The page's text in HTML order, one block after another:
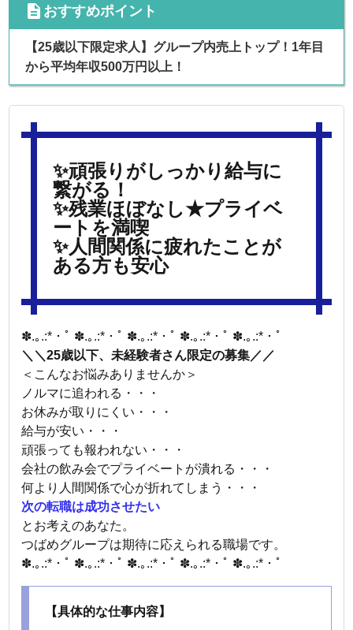
cdescription おすすめポイント
【25歳以下限定求人】グループ内売上トップ！1年目
から平均年収500万円以上！
✨頑張りがしっかり給与に
繋がる！
✨残業ほぼなし★プライベ
ートを満喫
✨人間関係に疲れたことが
ある方も安心
✽.｡.:*・ﾟ ✽.｡.:*・ﾟ ✽.｡.:*・ﾟ ✽.｡.:*・ﾟ ✽.｡.:*・ﾟ
＼＼25歳以下、未経験者さん限定の募集／／
＜こんなお悩みありませんか＞
ノルマに追われる・・・
お休みが取りにくい・・・
給与が安い・・・
頑張っても報われない・・・
会社の飲み会でプライベートが潰れる・・・
何より人間関係で心が折れてしまう・・・
次の転職は成功させたい
とお考えのあなた。
つばめグループは期待に応えられる職場です。
✽.｡.:*・ﾟ ✽.｡.:*・ﾟ ✽.｡.:*・ﾟ ✽.｡.:*・ﾟ ✽.｡.:*・ﾟ
【具体的な仕事内容】